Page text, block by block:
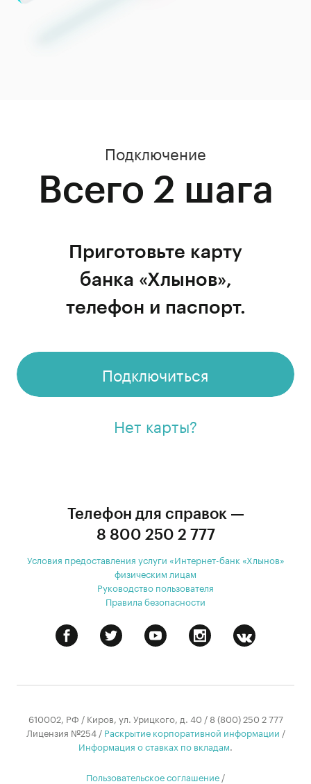
Подключение
Всего 2 шага
Приготовьте карту
банка «Хлынов»,
телефон и паспорт.
Подключиться
Нет карты?
Телефон для справок —
8 800 250 2 777
Условия предоставления услуги «Интернет-банк «Хлынов»
физическим лицам
Руководство пользователя
Правила безопасности
610002, РФ / Киров, ул. Урицкого, д. 40 / 8 (800) 250 2 777
Лицензия №254 / Раскрытие корпоративной информации /
Информация о ставках по вкладам.
Пользовательское соглашение /